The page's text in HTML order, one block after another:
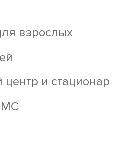
взрослых
и стационар